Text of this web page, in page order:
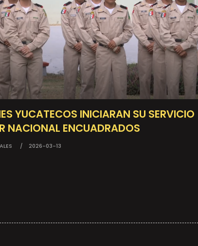
YUCATECOS INICIARAN SU SERVICIO
NACIONAL ENCUADRADOS
2026-03-13